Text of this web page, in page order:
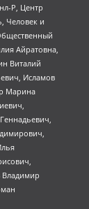
Р, Центр
Человек и
Айратовна,
Виталий
Исламов
Марина
Владимир